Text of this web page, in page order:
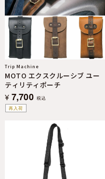
再入荷
Trip Machine
MOTO エクスクルーシブ ユー
ティリティポーチ
¥ 7,700 税込